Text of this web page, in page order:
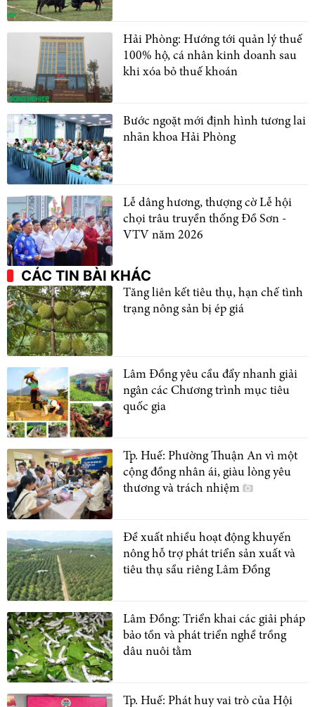
Hải Phòng: Hướng tới quản lý thuế
100% hộ, cá nhân kinh doanh sau
khi xóa bỏ thuế khoán
Bước ngoặt mới định hình tương lai
nhãn khoa Hải Phòng
Lễ dâng hương, thượng cờ Lễ hội
chọi trâu truyền thống Đồ Sơn -
VTV năm 2026
CÁC TIN BÀI KHÁC
Tăng liên kết tiêu thụ, hạn chế tình
trạng nông sản bị ép giá
Lâm Đồng yêu cầu đẩy nhanh giải
ngân các Chương trình mục tiêu
quốc gia
Tp. Huế: Phường Thuận An vì một
cộng đồng nhân ái, giàu lòng yêu
thương và trách nhiệm
Đề xuất nhiều hoạt động khuyến
nông hỗ trợ phát triển sản xuất và
tiêu thụ sầu riêng Lâm Đồng
Lâm Đồng: Triển khai các giải pháp
bảo tồn và phát triển nghề trồng
dâu nuôi tằm
Tp. Huế: Phát huy vai trò của Hội